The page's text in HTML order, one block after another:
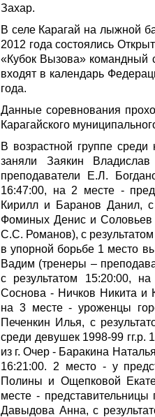
Захар.
В селе Карагай на
2012 года состоялись
«Кубок Вызова» командный
входят в календарь
года.
Данные соревнования
Карагайского
В возрастной группе
заняли Заякин
преподаватели Е.Л.
16:47:00, на 2 месте -
Кирилл и Баранов Данил,
Фоминых Денис и Соловьев
С.С. Романов), с
в упорной борьбе 1 место
Вадим (тренеры –
с результатом 15:20:00,
Соснова - Ничков Никита и
на 3 месте - уроженцы
Печенкин Илья, с
среди девушек 1998-99 гг.р.
из г. Очер - Баракина
16:21:00. 2 место - у
Полины и Ощепковой
месте -
Давыдова Анна, с